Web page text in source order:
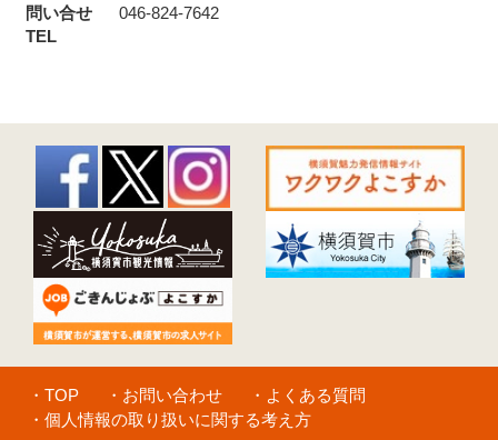
問い合せ
TEL
046-824-7642
・TOP ・お問い合わせ
・よくある質問
・個人情報の取り扱いに関する考え方